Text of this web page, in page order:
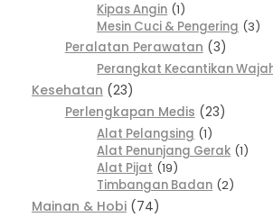
Kipas Angin 1
Mesin Cuci & Pengering 3
Peralatan Perawatan
3
Perangkat Kecantikan
Kesehatan 23
Perlengkapan Medis
23
Alat Pelangsing 1
Alat Penunjang Gerak 1
Alat Pijat 19
Timbangan Badan 2
Mainan & Hobi 74